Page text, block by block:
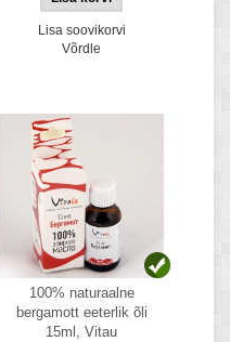
Lisa soovikorvi
Võrdle
100% naturaalne
bergamott eeterlik õli
15ml, Vitau